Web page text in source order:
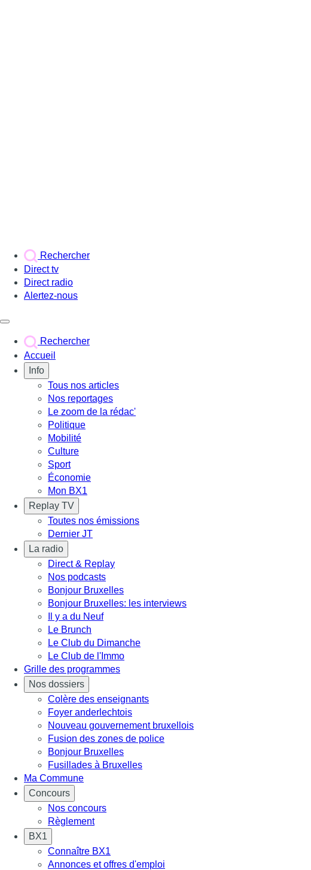
Rechercher
Direct tv
Direct radio
Alertez-nous
Rechercher
Accueil
Info
Tous nos articles
Nos reportages
Le zoom de la rédac'
Politique
Mobilité
Culture
Sport
Économie
Mon BX1
Replay TV
Toutes nos émissions
Dernier JT
La radio
Direct & Replay
Nos podcasts
Bonjour Bruxelles
Bonjour Bruxelles: les interviews
Il y a du Neuf
Le Brunch
Le Club du Dimanche
Le Club de l'Immo
Grille des programmes
Nos dossiers
Colère des enseignants
Foyer anderlechtois
Nouveau gouvernement bruxellois
Fusion des zones de police
Bonjour Bruxelles
Fusillades à Bruxelles
Ma Commune
Concours
Nos concours
Règlement
BX1
Connaître BX1
Annonces et offres d'emploi